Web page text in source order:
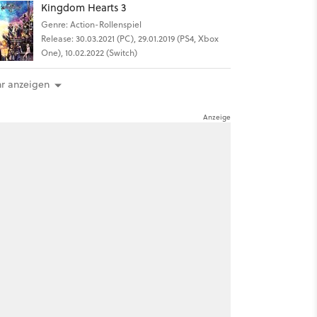
Kingdom Hearts 3
Genre: Action-Rollenspiel
Release: 30.03.2021 (PC), 29.01.2019 (PS4, Xbox
One), 10.02.2022 (Switch)
anzeigen